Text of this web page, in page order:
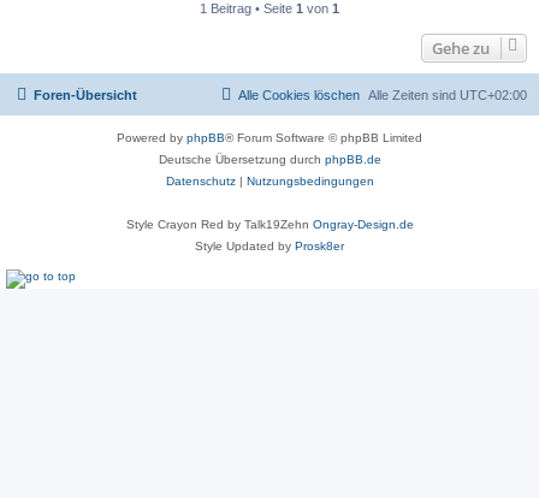
1 Beitrag • Seite 1 von 1
Gehe zu
Foren-Übersicht Alle Zeiten sind UTC+02:00
Alle Cookies löschen
Powered by phpBB® Forum Software © phpBB Limited
Deutsche Übersetzung durch phpBB.de
Datenschutz| Nutzungsbedingungen
Style Crayon Red by Talk19Zehn Ongray-Design.de
Style Updated by Prosk8er